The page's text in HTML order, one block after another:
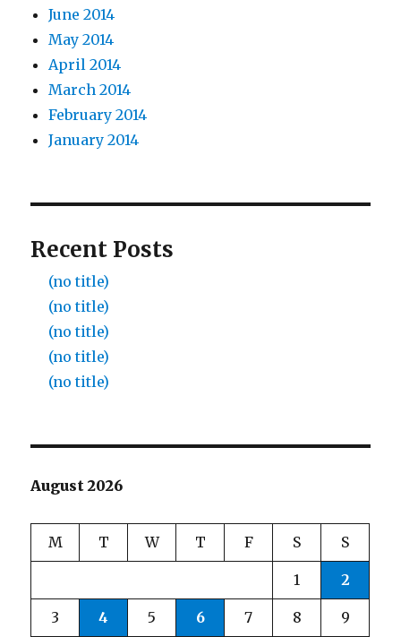
June 2014
May 2014
April 2014
March 2014
February 2014
January 2014
Recent Posts
(no title)
(no title)
(no title)
(no title)
(no title)
August 2026
M T W T F S S
1 2
3 4 5 6 7 8 9